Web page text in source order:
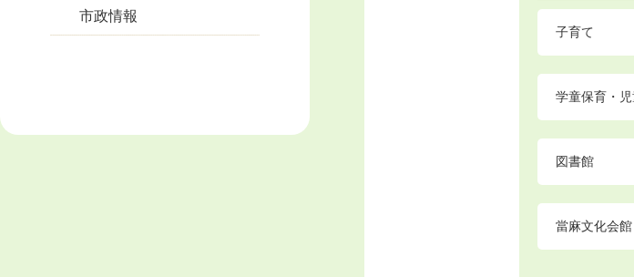
市政情報
子育て
学童保育・
図書館
當麻文化会館